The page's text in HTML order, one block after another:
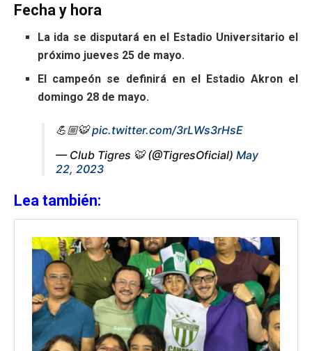
Fecha y hora
La ida se disputará en el Estadio Universitario el
próximo jueves 25 de mayo.
El campeón se definirá en el Estadio Akron el
domingo 28 de mayo.
💪🏼🐯pic.twitter.com/3rLWs3rHsE
— Club Tigres 🐯 (@TigresOficial) May
22, 2023
Lea también: